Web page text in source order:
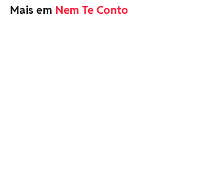
Mais em Nem Te Conto